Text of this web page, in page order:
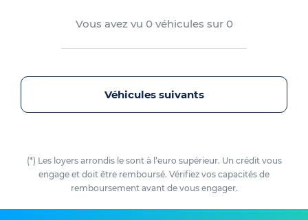
Vous avez vu 0 véhicules sur 0
Véhicules suivants
(*) Les loyers arrondis le sont à l’euro supérieur. Un crédit vous
engage et doit être remboursé. Vérifiez vos capacités de
remboursement avant de vous engager.